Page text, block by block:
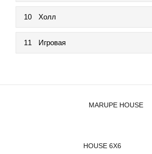
10 Холл
11 Игровая
MARUPE HOUSE
HOUSE 6X6